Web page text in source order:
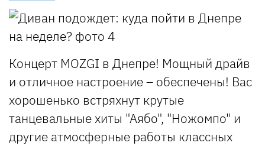
Концерт MOZGI в Днепре! Мощный драйв
и отличное настроение – обеспечены! Вас
хорошенько встряхнут крутые
танцевальные хиты "Аябо", "Ножомпо" и
другие атмосферные работы классных